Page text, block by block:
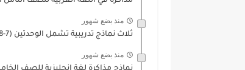
منذ بضع شهور
ثلاث نماذج تدريبية تشمل الوحدتين (7-8) في اللغة الانجليزية للصف...
منذ بضع شهور